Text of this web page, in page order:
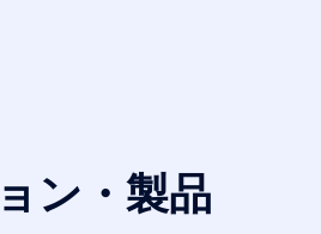
ン・製品